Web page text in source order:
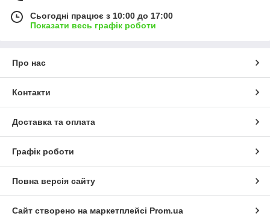
Сьогодні працює з 10:00 до 17:00
Показати весь графік роботи
Про нас
Контакти
Доставка та оплата
Графік роботи
Повна версія сайту
Сайт створено на маркетплейсі Prom.ua